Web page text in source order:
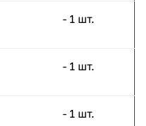
- 1 шт.
- 1 шт.
- 1 шт.